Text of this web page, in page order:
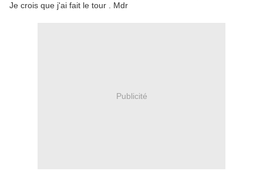
Je crois que j'ai fait le tour . Mdr
Publicité